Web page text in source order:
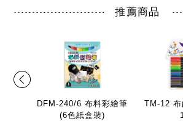
推薦商品
DFM-240/6 布料彩繪筆
(6色紙盒裝)
TM-12 布